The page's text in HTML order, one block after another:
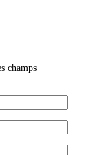
champs